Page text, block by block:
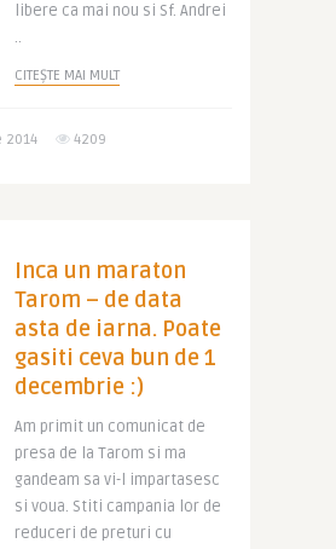
libere ca mai nou si Sf. Andrei
..
CITEȘTE MAI MULT
4209
Inca un maraton
Tarom – de data
asta de iarna. Poate
gasiti ceva bun de 1
decembrie :)
Am primit un comunicat de
presa de la Tarom si ma
gandeam sa vi-l impartasesc
si voua. Stiti campania lor de
reduceri de preturi cu